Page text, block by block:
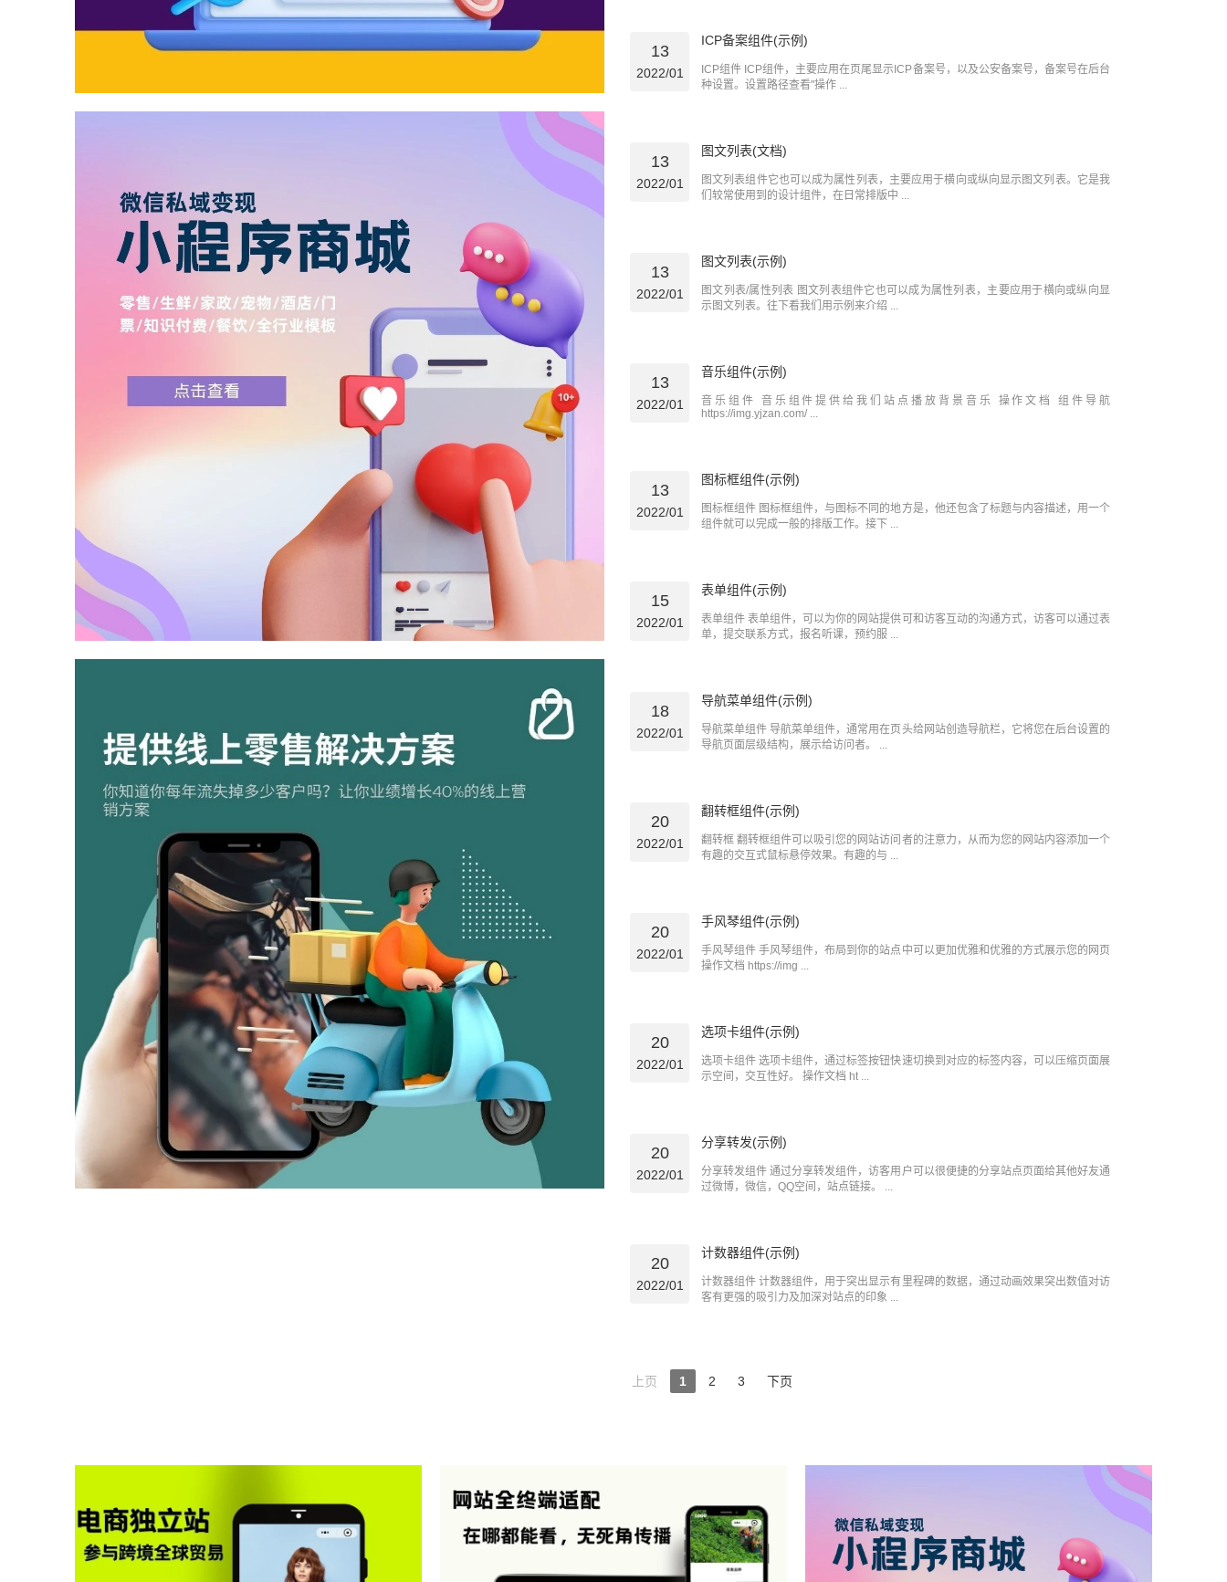
13
2022/01
ICP备案组件(示例)
ICP组件 ICP组件，主要应用在页尾显示ICP备案号，以及公安备案号，备案号在后台
种设置。设置路径查看"操作 ...
13
2022/01
图文列表(文档)
图文列表组件它也可以成为属性列表，主要应用于横向或纵向显示图文列表。它是我
们较常使用到的设计组件，在日常排版中 ...
13
2022/01
图文列表(示例)
图文列表/属性列表 图文列表组件它也可以成为属性列表，主要应用于横向或纵向显
示图文列表。往下看我们用示例来介绍 ...
13
2022/01
音乐组件(示例)
音乐组件 音乐组件提供给我们站点播放背景音乐 操作文档 组件导航
https://img.yjzan.com/ ...
13
2022/01
图标框组件(示例)
图标框组件 图标框组件，与图标不同的地方是，他还包含了标题与内容描述，用一个
组件就可以完成一般的排版工作。接下 ...
15
2022/01
表单组件(示例)
表单组件 表单组件，可以为你的网站提供可和访客互动的沟通方式，访客可以通过表
单，提交联系方式，报名听课，预约服 ...
18
2022/01
导航菜单组件(示例)
导航菜单组件 导航菜单组件，通常用在页头给网站创造导航栏，它将您在后台设置的
导航页面层级结构，展示给访问者。 ...
20
2022/01
翻转框组件(示例)
翻转框 翻转框组件可以吸引您的网站访问者的注意力，从而为您的网站内容添加一个
有趣的交互式鼠标悬停效果。有趣的与 ...
20
2022/01
手风琴组件(示例)
手风琴组件 手风琴组件，布局到你的站点中可以更加优雅和优雅的方式展示您的网页
操作文档 https://img ...
20
2022/01
选项卡组件(示例)
选项卡组件 选项卡组件，通过标签按钮快速切换到对应的标签内容，可以压缩页面展
示空间，交互性好。 操作文档 ht ...
20
2022/01
分享转发(示例)
分享转发组件 通过分享转发组件，访客用户可以很便捷的分享站点页面给其他好友通
过微博，微信，QQ空间，站点链接。 ...
20
2022/01
计数器组件(示例)
计数器组件 计数器组件，用于突出显示有里程碑的数据，通过动画效果突出数值对访
客有更强的吸引力及加深对站点的印象 ...
上页 1 2 3 下页